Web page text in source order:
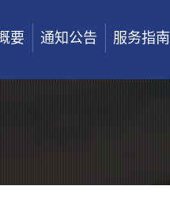
要 通知公告 服务指南